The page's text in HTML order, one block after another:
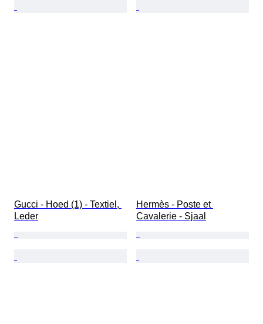
Gucci - Hoed (1) - Textiel,
Leder
Hermès - Poste et
Cavalerie - Sjaal